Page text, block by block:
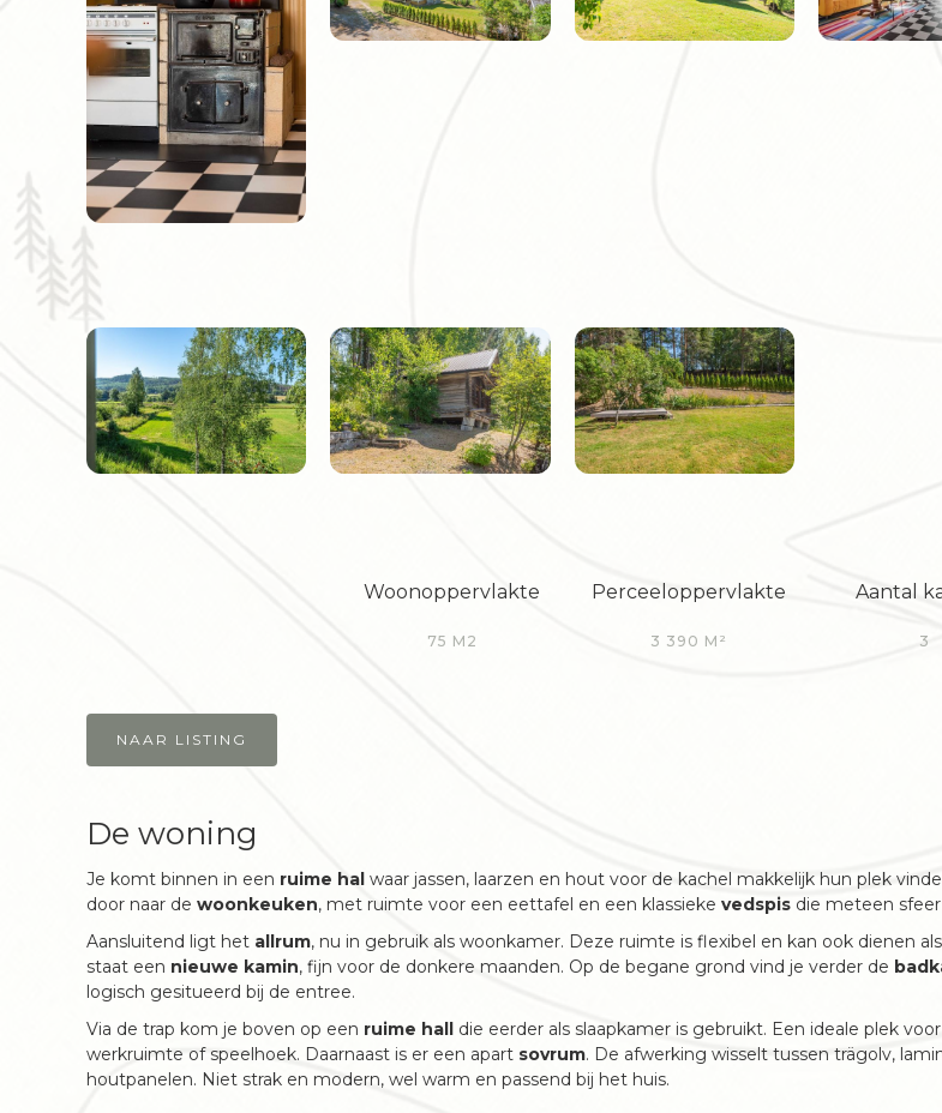
Woonoppervlakte
75 M2
Perceeloppervlakte
3 390 M²
Aantal
3
NAAR LISTING
De woning
Je komt binnen in een ruime hal waar jassen, laarzen en hout voor de kachel makkelijk hun plek
door naar de woonkeuken, met ruimte voor een eettafel en een klassieke vedspis die meteen
Aansluitend ligt het allrum, nu in gebruik als woonkamer. Deze ruimte is flexibel en kan ook dienen
staat een nieuwe kamin, fijn voor de donkere maanden. Op de begane grond vind je verder de
logisch gesitueerd bij de entree.
Via de trap kom je boven op een ruime hall die eerder als slaapkamer is gebruikt. Een ideale plek
werkruimte of speelhoek. Daarnaast is er een apart sovrum. De afwerking wisselt tussen trägolv,
houtpanelen. Niet strak en modern, wel warm en passend bij het huis.